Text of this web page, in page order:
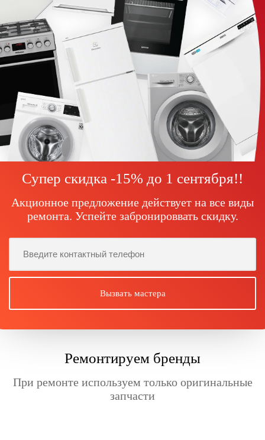
Супер скидка -15% до 1 сентября!!
Акционное предложение действует на все виды
ремонта. Успейте забронироввать скидку.
Ремонтируем бренды
При ремонте используем только оригинальные
запчасти